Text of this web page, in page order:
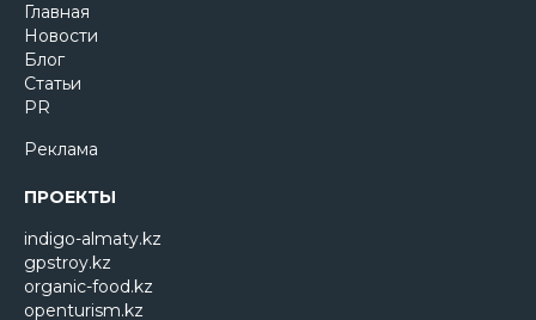
Главная
Новости
Блог
Статьи
PR
Реклама
ПРОЕКТЫ
indigo-almaty.kz
gpstroy.kz
organic-food.kz
openturism.kz